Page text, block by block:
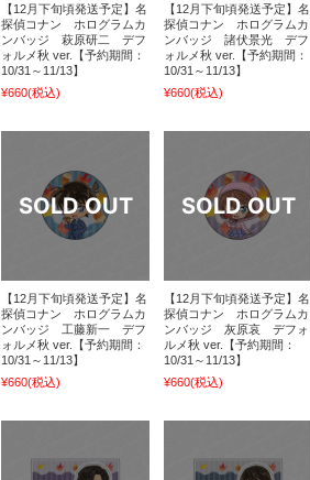
【12月下旬頃発送予定】名
探偵コナン ホログラムカ
ンバッジ 萩原研二 デフ
ォルメ秋 ver.【予約期間：
10/31～11/13】
¥660(税込)
【12月下旬頃発送予定】名
探偵コナン ホログラムカ
ンバッジ 諸伏景光 デフ
ォルメ秋 ver.【予約期間：
10/31～11/13】
¥660(税込)
【12月下旬頃発送予定】名
探偵コナン ホログラムカ
ンバッジ 工藤新一 デフ
ォルメ秋 ver.【予約期間：
10/31～11/13】
¥660(税込)
【12月下旬頃発送予定】名
探偵コナン ホログラムカ
ンバッジ 灰原哀 デフォ
ルメ秋 ver.【予約期間：
10/31～11/13】
¥660(税込)